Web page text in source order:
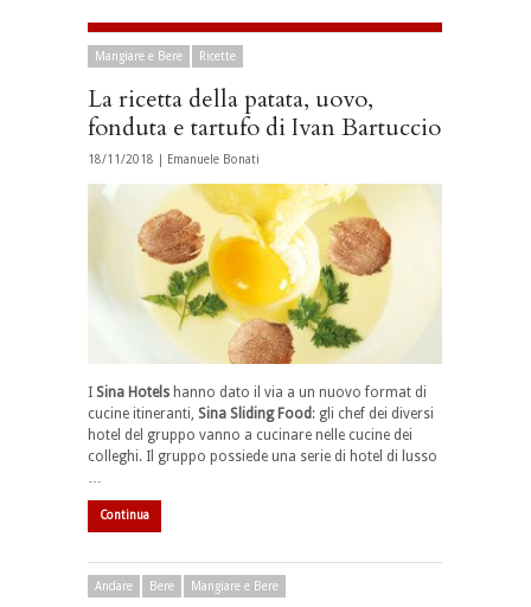
Mangiare e Bere Ricette
La ricetta della patata, uovo,
fonduta e tartufo di Ivan Bartuccio
18/11/2018 | Emanuele Bonati
I Sina Hotels hanno dato il via a un nuovo format di
cucine itineranti, Sina Sliding Food : gli chef dei diversi
hotel del gruppo vanno a cucinare nelle cucine dei
colleghi. Il gruppo possiede una serie di hotel di lusso
…
Continua
Andare Bere Mangiare e Bere